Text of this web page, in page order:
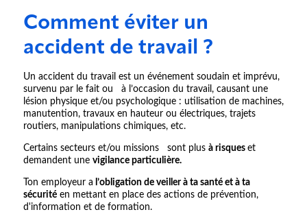
Comment éviter un
accident de travail ?
Un accident du travail est un événement soudain et imprévu,
survenu par le fait ou à l’occasion du travail, causant une
lésion physique et/ou psychologique : utilisation de machines,
manutention, travaux en hauteur ou électriques, trajets
routiers, manipulations chimiques, etc.
Certains secteurs et/ou missions sont plus à risques et
demandent une vigilance particulière.
Ton employeur a l’obligation de veiller à ta santé et à ta
sécuritéen mettant en place des actions de prévention,
d'information et de formation.